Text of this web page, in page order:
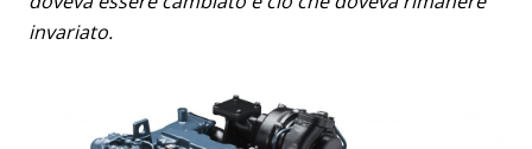
invariato.